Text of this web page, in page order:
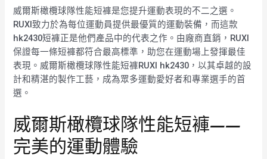
威爾斯橄欖球隊性能短褲是您提升運動表現的不二之選。
RUXI致力於為每位運動員提供最優質的運動裝備，而這款
hk2430短褲正是他們產品中的代表之作。由廠商直銷，RUXI
保證每一條短褲都符合最高標準，助您在運動場上發揮最佳
表現。威爾斯橄欖球隊性能短褲RUXI hk2430，以其卓越的設
計和精湛的製作工藝，成為眾多運動愛好者和專業選手的首
選。
威爾斯橄欖球隊性能短褲——
完美的運動體驗